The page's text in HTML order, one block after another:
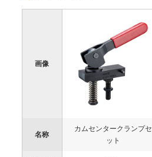
画像
名称
カムセンタークランプセ
ット